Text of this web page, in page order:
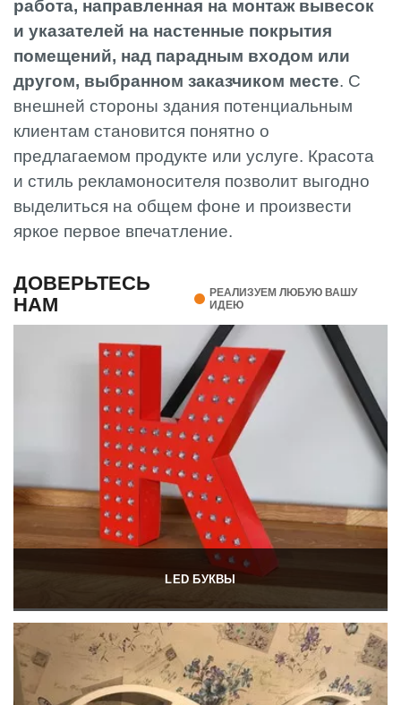
работа, направленная на монтаж вывесок
и указателей на настенные покрытия
помещений, над парадным входом или
другом, выбранном заказчиком месте. С
внешней стороны здания потенциальным
клиентам становится понятно о
предлагаемом продукте или услуге. Красота
и стиль рекламоносителя позволит выгодно
выделиться на общем фоне и произвести
яркое первое впечатление.
ДОВЕРЬТЕСЬ
НАМ
РЕАЛИЗУЕМ ЛЮБУЮ ВАШУ
ИДЕЮ
LED БУКВЫ